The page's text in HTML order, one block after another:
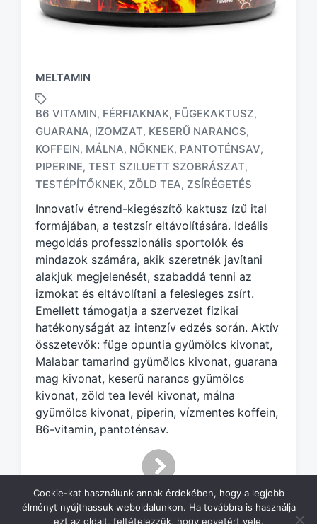
MELTAMIN
T
a
g
e
d
w
h
B6 VITAMIN, FÉRFIAKNAK, FÜGEKAKTUSZ,
GUARANA, IZOMZAT, KESERŰ NARANCS,
KOFFEIN, MÁLNA, NŐKNEK, PANTOTÉNSAV,
PIPERINE, TEST SZILUETT SZOBRÁSZAT,
TESTÉPÍTŐKNEK, ZÖLD TEA, ZSÍRÉGETÉS
Innovatív étrend-kiegészítő kaktusz ízű ital
formájában, a testzsír eltávolítására. Ideális
megoldás professzionális sportolók és
mindazok számára, akik szeretnék javítani
alakjuk megjelenését, szabaddá tenni az
izmokat és eltávolítani a felesleges zsírt.
Emellett támogatja a szervezet fizikai
hatékonyságát az intenzív edzés során. Aktív
összetevők: füge opuntia gyümölcs kivonat,
Malabar tamarind gyümölcs kivonat, guarana
mag kivonat, keserű narancs gyümölcs
kivonat, zöld tea levél kivonat, málna
gyümölcs kivonat, piperin, vízmentes koffein,
B6-vitamin, pantoténsav.
Cookie-kat használunk annak érdekében, hogy a legjobb
élményt nyújthassuk weboldalunkon. Ha továbbra is használja
ezt az oldalt, feltételezzük, hogy egyetért vele.